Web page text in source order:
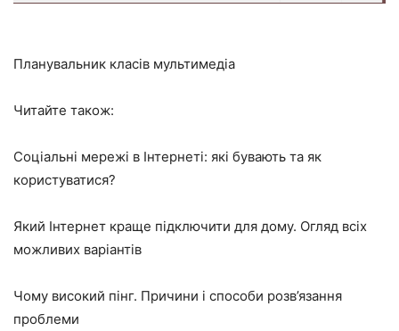
Планувальник класів мультимедіа
Читайте також:
Соціальні мережі в Інтернеті: які бувають та як
користуватися?
Який Інтернет краще підключити для дому. Огляд всіх
можливих варіантів
Чому високий пінг. Причини і способи розв’язання
проблеми